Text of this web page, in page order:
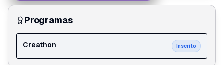
Programas
Creathon Inscrito